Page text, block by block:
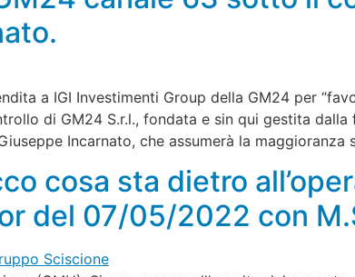
a IGI Investimenti Group della GM24 per
di GM24 S.r.l., fondata e sin qui gestita
Incarnato, che assumerà la maggioranza
cosa sta dietro
del 07/05/2022 con